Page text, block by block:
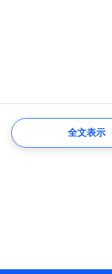
委託を受けている保険会
連する当社および提携会社
全文表示